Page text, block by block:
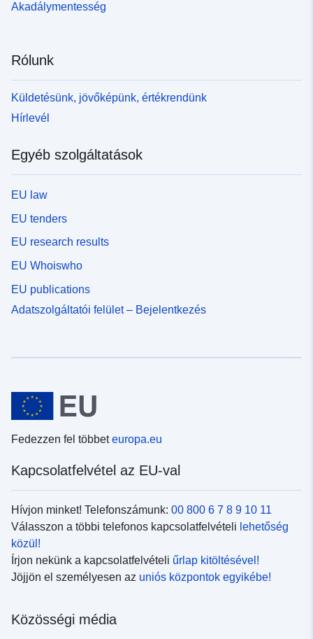
Akadálymentesség
Rólunk
Küldetésünk, jövőképünk, értékrendünk
Hírlevél
Egyéb szolgáltatások
EU law
EU tenders
EU research results
EU Whoiswho
EU publications
Adatszolgáltatói felület – Bejelentkezés
Fedezzen fel többeteuropa.eu
Kapcsolatfelvétel az EU-val
Hívjon minket! Telefonszámunk: 00 800 6 7 8 9 10 11
Válasszon a többi telefonos kapcsolatfelvételi lehetőség
közül!
Írjon nekünk a kapcsolatfelvételi űrlap kitöltésével!
Jöjjön el személyesen az uniós központok egyikébe!
Közösségi média